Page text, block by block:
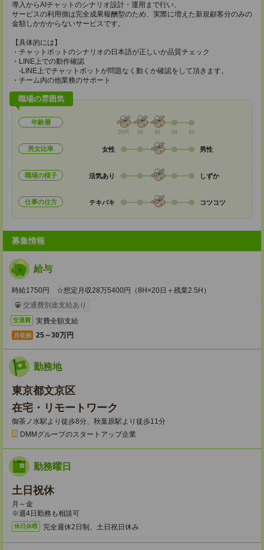
導入からAIチャットのシナリオ設計・運用まで行い、
サービスの利用側は完全成果報酬型のため、実際に増えた新規顧客分のみの
金額しかかからないサービスです。
【具体的には】
・チャットボットのシナリオの日本語が正しいか品質チェック
・LINE上での動作確認
‐LINE上でチャットボットが問題なく動くか確認をして頂きます。
・チーム内の他業務のサポート
職場の雰囲気
年齢層
20代 30 40 50 60
男女比率 女性 男性
職場の様子 活気あり しずか
仕事の仕方 テキパキ コツコツ
募集情報
給与
時給1750円 ☆想定月収28万5400円（8H×20日＋残業2.5H）
交通費別途支給あり
交通費 実費全額支給
月収例 25～30万円
勤務地
東京都文京区
在宅・リモートワーク
御茶ノ水駅より徒歩8分、秋葉原駅より徒歩11分
DMMグループのスタートアップ企業
勤務曜日
土日祝休
月～金
※週4日勤務も相談可
休日休暇 完全週休2日制、土日祝日休み